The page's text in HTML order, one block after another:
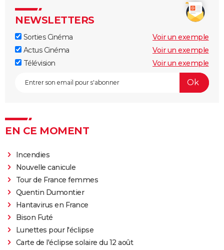
Alien, le huitième passager
La Mouche
Dune 3 : une bande-annonce spectaculaire pour le
Star Wars Starfighter : première image du film avec
NEWSLETTERS
Sorties Cinéma
Voir un exemple
Actus Cinéma
Voir un exemple
Télévision
Voir un exemple
EN CE MOMENT
Incendies
Nouvelle canicule
Tour de France femmes
Quentin Dumontier
Hantavirus en France
Bison Futé
Lunettes pour l'éclipse
Carte de l'éclipse solaire du 12 août